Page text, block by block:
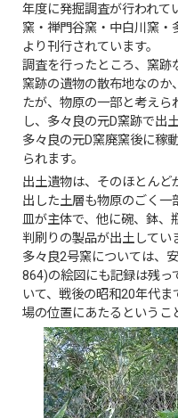
年度に発掘調査が行われて
窯・禅門谷窯・中白川窯
より刊行されています。
調査を行ったところ、窯跡
窯跡の遺物の散布地なのか
たが、物原の一部と考え
し、多々良の元D窯跡で出
多々良の元D窯廃窯後に稼
られます。
出土遺物は、そのほとん
出した土層も物原のごく一
皿が主体で、他に碗、鉢、
判刷りの製品が出土してい
多々良2号窯については、
864)の絵図にも記録は残っ
いて、戦後の昭和20年代ま
場の位置にあたるというこ